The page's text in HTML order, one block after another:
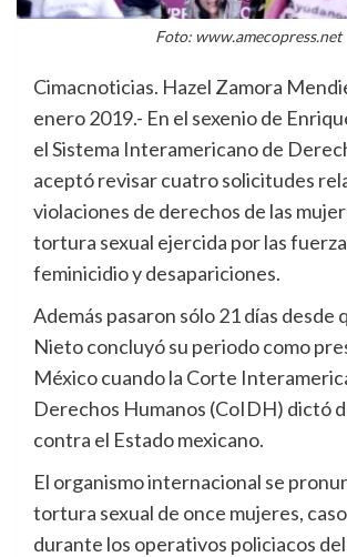
Foto: www.amecopress.net
Cimacnoticias. Hazel Zamora
enero 2019.- En el sexenio de
el Sistema Interamericano de
aceptó revisar cuatro solicitudes
violaciones de derechos de las
tortura sexual ejercida por las
feminicidio y desapariciones.
Además pasaron sólo 21 días desde
Nieto concluyó su periodo como
México cuando la Corte
Derechos Humanos (CoIDH) dictó
contra el Estado mexicano.
El organismo internacional se
tortura sexual de once mujeres,
durante los operativos policiacos del